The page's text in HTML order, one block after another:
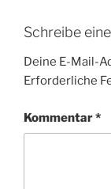
Schreibe
Deine E-Mail-
Erforderliche
Kommentar*